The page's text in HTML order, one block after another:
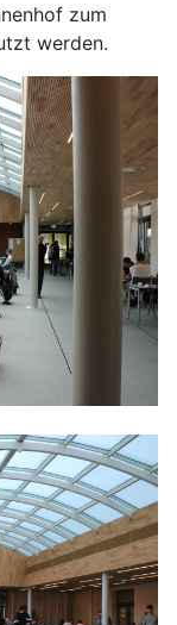
zum
werden.